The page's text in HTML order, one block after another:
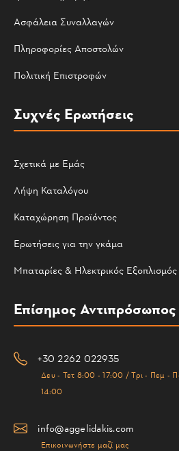
Ασφάλεια Συναλλαγών
Πληροφορίες Αποστολών
Πολιτική Επιστροφών
Συχνές Ερωτήσεις
Σχετικά με Εμάς
Λήψη Καταλόγου
Καταχώρηση Προϊόντος
Ερωτήσεις για την γκάμα
Μπαταρίες & Ηλεκτρικός Εξοπλισμός
Επίσημος
+30 2262 022935
Δευ - Τετ 8:00 - 17:00 / Τρι - Πεμ -
14:00
info@aggelidakis.com
Επικοινωνήστε μαζί μας